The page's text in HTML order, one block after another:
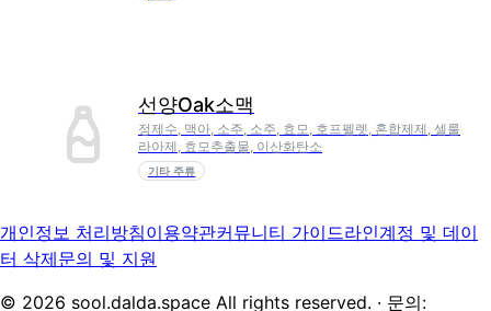
선양Oak소맥
정제수, 맥아, 소주, 소주, 효모, 호프펠렛, 혼합제제, 셀룰
라아제, 효모추출물, 이산화탄소
기타 주류
개인정보 처리방침이용약관커뮤니티 가이드라인계정 및 데이
터 삭제문의 및 지원
© 2026 sool.dalda.space All rights reserved. · 문의: